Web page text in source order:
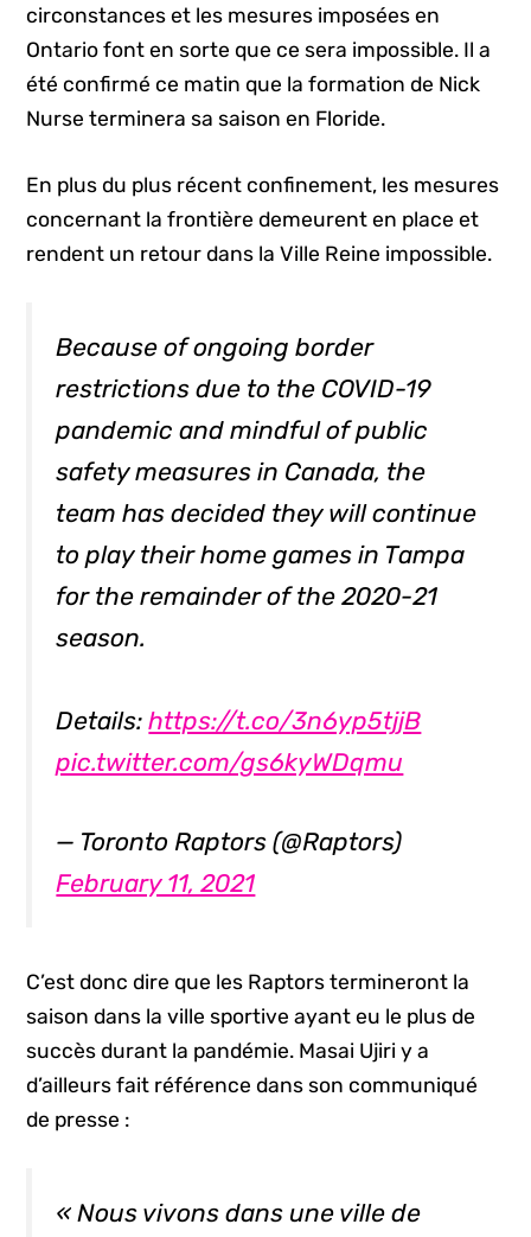
circonstances et les mesures imposées en
Ontario font en sorte que ce sera impossible. Il a
été confirmé ce matin que la formation de Nick
Nurse terminera sa saison en Floride.
En plus du plus récent confinement, les mesures
concernant la frontière demeurent en place et
rendent un retour dans la Ville Reine impossible.
Because of ongoing border
restrictions due to the COVID-19
pandemic and mindful of public
safety measures in Canada, the
team has decided they will continue
to play their home games in Tampa
for the remainder of the 2020-21
season.
Details:https://t.co/3n6yp5tjjB
pic.twitter.com/gs6kyWDqmu
— Toronto Raptors (@Raptors)
February 11, 2021
C’est donc dire que les Raptors termineront la
saison dans la ville sportive ayant eu le plus de
succès durant la pandémie. Masai Ujiri y a
d’ailleurs fait référence dans son communiqué
de presse :
« Nous vivons dans une ville de